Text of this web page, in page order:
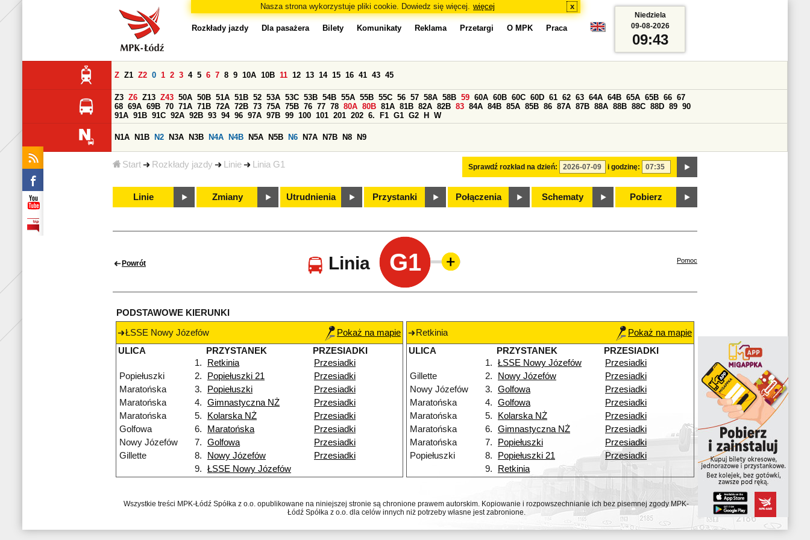
Nasza strona wykorzystuje pliki cookie. Dowiedz się więcej. więcej x
Start Rozkłady jazdy Linie Linia G1
Rozkłady jazdy Dla pasażera Bilety Komunikaty Reklama Przetargi O MPK Praca
Sprawdź rozkład na dzień: i godzinę:
Z Z1 Z2 0 1 2 3 4 5 6 7 8 9 10A 10B 11 12 13 14 15 16 41 43 45
Z3 Z6 Z13 Z43 50A 50B 51A 51B 52 53A 53C 53B 54B 55A 55B 55C 56 57 58A 58B 59 60A 60B 60C 60D 61 62 63 64A 64B 65A 65B 66 67
68 69A 69B 70 71A 71B 72A 72B 73 75A 75B 76 77 78 80A 80B 81A 81B 82A 82B 83 84A 84B 85A 85B 86 87A 87B 88A 88B 88C 88D 89 90
91A 91B 91C 92A 92B 93 94 96 97A 97B 99 100 101 201 202 6. F1 G1 G2 H W
N1A N1B N2 N3A N3B N4A N4B N5A N5B N6 N7A N7B N8 N9
Linie Zmiany Utrudnienia Przystanki Połączenia Schematy Pobierz
Niedziela
09-08-2026
09:43
Powrót Linia G1 Pomoc
PODSTAWOWE KIERUNKI
ŁSSE Nowy Józefów
Pokaż na mapie
ULICA
PRZYSTANEK
PRZESIADKI
1.
Retkinia
Przesiadki
Popiełuszki
2. Popiełuszki 21
Przesiadki
Maratońska
3. Popiełuszki
Przesiadki
Maratońska
4. Gimnastyczna NŻ
Przesiadki
Maratońska
5. Kolarska NŻ
Przesiadki
Golfowa
6. Maratońska
Przesiadki
Nowy Józefów
7. Golfowa
Przesiadki
Gillette
8. Nowy Józefów
Przesiadki
9.
ŁSSE Nowy Józefów
Retkinia
Pokaż na mapie
ULICA
PRZYSTANEK
PRZESIADKI
1.
ŁSSE Nowy Józefów
Przesiadki
Gillette
2. Nowy Józefów
Przesiadki
Nowy Józefów
3. Golfowa
Przesiadki
Maratońska
4. Golfowa
Przesiadki
Maratońska
5. Kolarska NŻ
Przesiadki
Maratońska
6. Gimnastyczna NŻ
Przesiadki
Maratońska
7. Popiełuszki
Przesiadki
Popiełuszki
8. Popiełuszki 21
Przesiadki
9.
Retkinia
Wszystkie treści MPK-Łódź Spółka z o.o. opublikowane na niniejszej stronie są chronione prawem autorskim. Kopiowanie i rozpowszechnianie ich bez pisemnej zgody MPK-
Łódź Spółka z o.o. dla celów innych niż potrzeby własne jest zabronione.